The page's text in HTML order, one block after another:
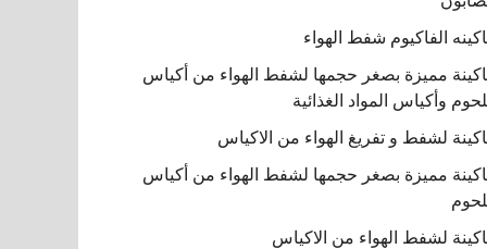
الفاكيوم شفط الهواء
مميزة بصغر حجمها لشفط الهواء من أكياس
وأكياس المواد الغذائية
لشفط و تفريغ الهواء من الاكياس
مميزة بصغر حجمها لشفط الهواء من أكياس
لشفط الهواء من الاكياس